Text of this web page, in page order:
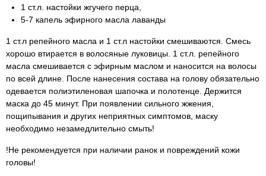
1 ст.л. настойки жгучего перца,
5-7 капель эфирного масла лаванды
1 ст.л репейного масла и 1 ст.л настойки смешиваются. Смесь
хорошо втирается в волосяные луковицы. 1 ст.л. репейного
масла смешивается с эфирным маслом и наносится на волосы
по всей длине. После нанесения состава на голову обязательно
одевается полиэтиленовая шапочка и полотенце. Держится
маска до 45 минут. При появлении сильного жжения,
пощипывания и других неприятных симптомов, маску
необходимо незамедлительно смыть!
!Не рекомендуется при наличии ранок и повреждений кожи
головы!